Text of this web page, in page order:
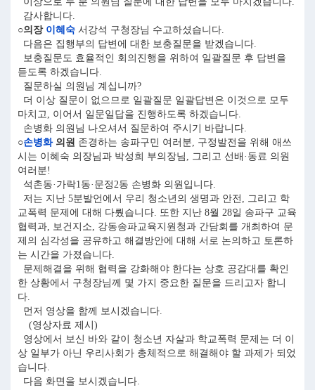
감사합니다.
○의장 이혜숙 서강석 구청장님 수고하셨습니다.
다음은 집행부의 답변에 대한 보충질문을 받겠습니다.
보충질문도 효율적인 회의진행을 위하여 일괄질문 후 답변을
듣도록 하겠습니다.
질문하실 의원님 계십니까?
더 이상 질문이 없으므로 일괄질문 일괄답변은 이것으로 모두
마치고, 이어서 일문일답을 진행하도록 하겠습니다.
손병화 의원님 나오셔서 질문하여 주시기 바랍니다.
○손병화의원 존경하는 송파구민 여러분, 구정발전을 위해 애쓰
시는 이혜숙 의장님과 박성희 부의장님, 그리고 선배·동료 의원
여러분!
석촌동·가락1동·문정2동 손병화 의원입니다.
저는 지난 5분발언에서 우리 청소년의 생명과 안전, 그리고 학
교폭력 문제에 대해 다뤘습니다. 또한 지난 8월 28일 송파구 교육
협력과, 보건지소, 강동송파교육지원청과 간담회를 개최하여 문
제의 심각성을 공유하고 해결방안에 대해 서로 논의하고 토론하
는 시간을 가졌습니다.
문제해결을 위해 협력을 강화해야 한다는 상호 공감대를 확인
한 상황에서 구청장님께 몇 가지 중요한 질문을 드리고자 합니
다.
먼저 영상을 함께 보시겠습니다.
(영상자료 제시)
영상에서 보신 바와 같이 청소년 자살과 학교폭력 문제는 더 이
상 일부가 아닌 우리사회가 총체적으로 해결해야 할 과제가 되었
습니다.
다음 화면을 보시겠습니다.